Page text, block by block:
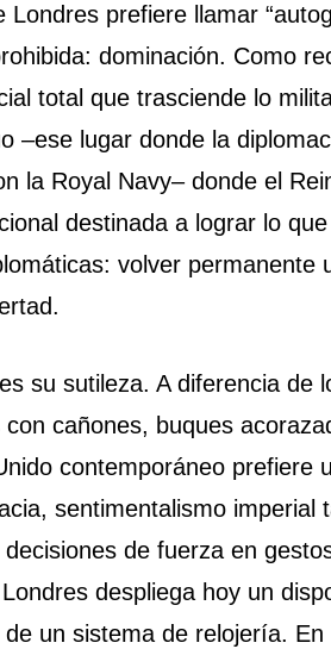
prefiere llamar
dominación. Como
total que trasciende lo
–ese lugar donde la
la Royal Navy– donde el
destinada a lograr lo
volver permanente
su sutileza. A diferencia de
cañones, buques
contemporáneo prefiere
sentimentalismo imperial
de fuerza en
despliega hoy un
un sistema de relojería.